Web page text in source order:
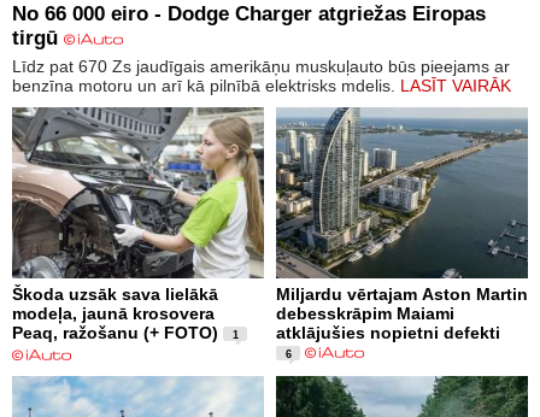
No 66 000 eiro - Dodge Charger atgriežas Eiropas
tirgū
Līdz pat 670 Zs jaudīgais amerikāņu muskuļauto būs pieejams ar
benzīna motoru un arī kā pilnībā elektrisks mdelis. LASĪT VAIRĀK
Škoda uzsāk sava lielākā
modeļa, jaunā krosovera
Peaq, ražošanu (+ FOTO)
1
Miljardu vērtajam Aston Martin
debesskrāpim Maiami
atklājušies nopietni defekti
6